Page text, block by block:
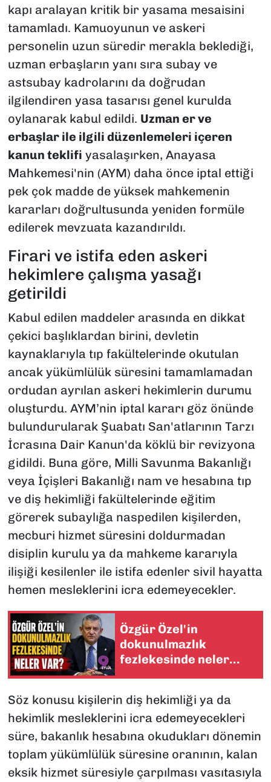
kapı aralayan kritik bir yasama mesaisini
tamamladı. Kamuoyunun ve askeri
personelin uzun süredir merakla beklediği,
uzman erbaşların yanı sıra subay ve
astsubay kadrolarını da doğrudan
ilgilendiren yasa tasarısı genel kurulda
oylanarak kabul edildi. Uzman er ve
erbaşlar ile ilgili düzenlemeleri içeren
kanun teklifi yasalaşırken, Anayasa
Mahkemesi'nin (AYM) daha önce iptal ettiği
pek çok madde de yüksek mahkemenin
kararları doğrultusunda yeniden formüle
edilerek mevzuata kazandırıldı.
Firari ve istifa eden askeri
hekimlere çalışma yasağı
getirildi
Kabul edilen maddeler arasında en dikkat
çekici başlıklardan birini, devletin
kaynaklarıyla tıp fakültelerinde okutulan
ancak yükümlülük süresini tamamlamadan
ordudan ayrılan askeri hekimlerin durumu
oluşturdu. AYM’nin iptal kararı göz önünde
bulundurularak Şuabatı San'atlarının Tarzı
İcrasına Dair Kanun'da köklü bir revizyona
gidildi. Buna göre, Milli Savunma Bakanlığı
veya İçişleri Bakanlığı nam ve hesabına tıp
ve diş hekimliği fakültelerinde eğitim
görerek subaylığa naspedilen kişilerden,
mecburi hizmet süresini doldurmadan
disiplin kurulu ya da mahkeme kararıyla
ilişiği kesilenler ile istifa edenler sivil hayatta
hemen mesleklerini icra edemeyecekler.
Özgür Özel'in
dokunulmazlık
fezlekesinde neler
Söz konusu kişilerin diş hekimliği ya da
hekimlik mesleklerini icra edemeyecekleri
süre, bakanlık hesabına okudukları dönemin
toplam yükümlülük süresine oranının, kalan
eksik hizmet süresiyle çarpılması vasıtasıyla